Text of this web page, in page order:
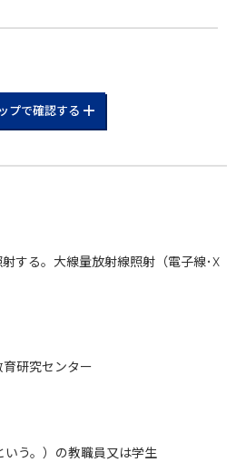
プで確認する
する。大線量放射線照射（電子線･X
研究センター
いう。）の教職員又は学生